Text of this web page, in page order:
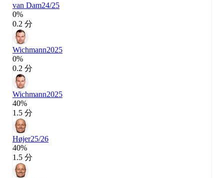
van Dam24/25
0%
0.2 分
Wichmann2025
0%
0.2 分
Wichmann2025
40%
1.5 分
Højer25/26
40%
1.5 分